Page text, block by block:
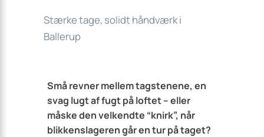
Stærke tage, solidt håndværk i
Ballerup
Små revner mellem tagstenene, en
svag lugt af fugt på loftet – eller
måske den velkendte “knirk”, når
blikkenslageren går en tur på taget?